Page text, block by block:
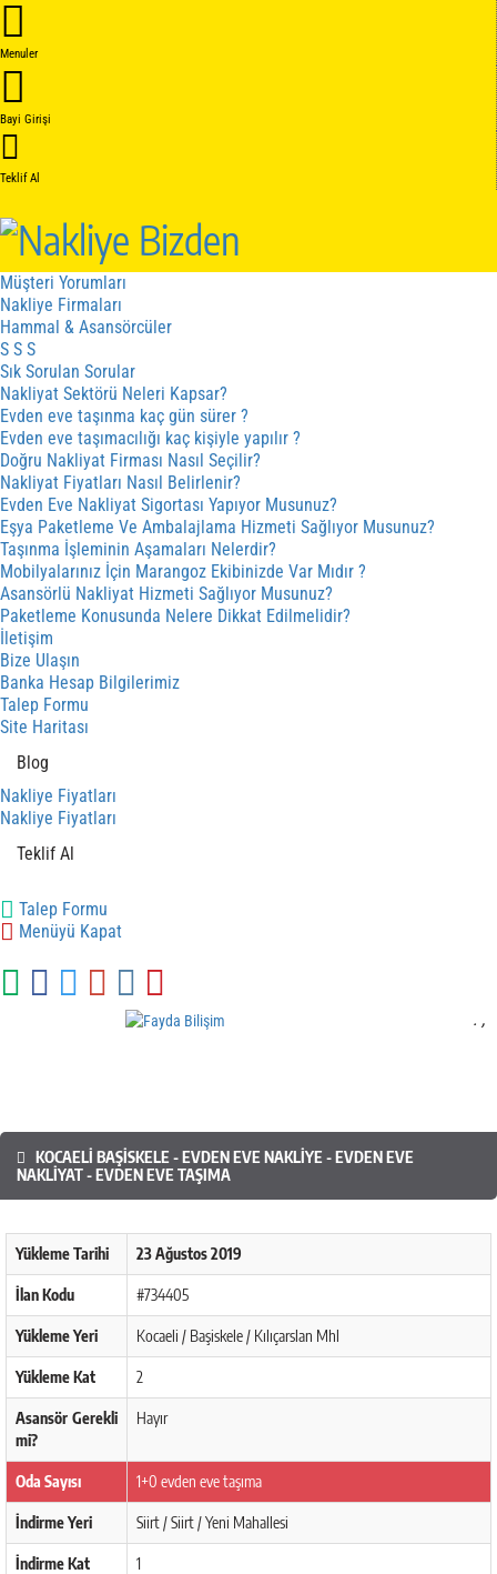
Menuler
Bayi Girişi
Teklif Al
Hakkımızda
Hakkımızda
Hizmetler
Hizmet Sözleşmesi
Gizlilik Sözleşmesi
Hizmetler
Kampanyalar
Sistem Nasıl Çalışır
Müşteri Yorumları
Nakliye Firmaları
Hammal & Asansörcüler
S S S
Sık Sorulan Sorular
Nakliyat Sektörü Neleri Kapsar?
Evden eve taşınma kaç gün sürer ?
Evden eve taşımacılığı kaç kişiyle yapılır ?
Doğru Nakliyat Firması Nasıl Seçilir?
Nakliyat Fiyatları Nasıl Belirlenir?
Evden Eve Nakliyat Sigortası Yapıyor Musunuz?
Eşya Paketleme Ve Ambalajlama Hizmeti Sağlıyor Musunuz?
Taşınma İşleminin Aşamaları Nelerdir?
Mobilyalarınız İçin Marangoz Ekibinizde Var Mıdır ?
Asansörlü Nakliyat Hizmeti Sağlıyor Musunuz?
Paketleme Konusunda Nelere Dikkat Edilmelidir?
İletişim
Bize Ulaşın
Banka Hesap Bilgilerimiz
Talep Formu
Site Haritası
Blog
Nakliye Fiyatları
Nakliye Fiyatları
Teklif Al
Talep Formu
Menüyü Kapat
. ,
KOCAELI BAŞISKELE - EVDEN EVE NAKLIYE - EVDEN EVE
NAKLIYAT - EVDEN EVE TAŞIMA
Yükleme Tarihi 23 Ağustos 2019
İlan Kodu #734405
Yükleme Yeri Kocaeli / Başiskele / Kılıçarslan Mhl
Yükleme Kat 2
Asansör Gerekli
mi?
Hayır
Oda Sayısı 1+0 evden eve taşıma
İndirme Yeri Siirt / Siirt / Yeni Mahallesi
İndirme Kat 1